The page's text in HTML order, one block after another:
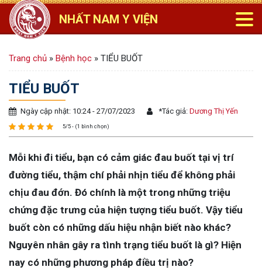
NHẤT NAM Y VIỆN
Trang chủ » Bệnh học » TIỂU BUỐT
TIỂU BUỐT
Ngày cập nhật: 10:24 - 27/07/2023 *Tác giả: Dương Thị Yến
5/5 - (1 bình chọn)
Mỗi khi đi tiểu, bạn có cảm giác đau buốt tại vị trí
đường tiểu, thậm chí phải nhịn tiểu để không phải
chịu đau đớn. Đó chính là một trong những triệu
chứng đặc trưng của hiện tượng tiểu buốt. Vậy tiểu
buốt còn có những dấu hiệu nhận biết nào khác?
Nguyên nhân gây ra tình trạng tiểu buốt là gì? Hiện
nay có những phương pháp điều trị nào?